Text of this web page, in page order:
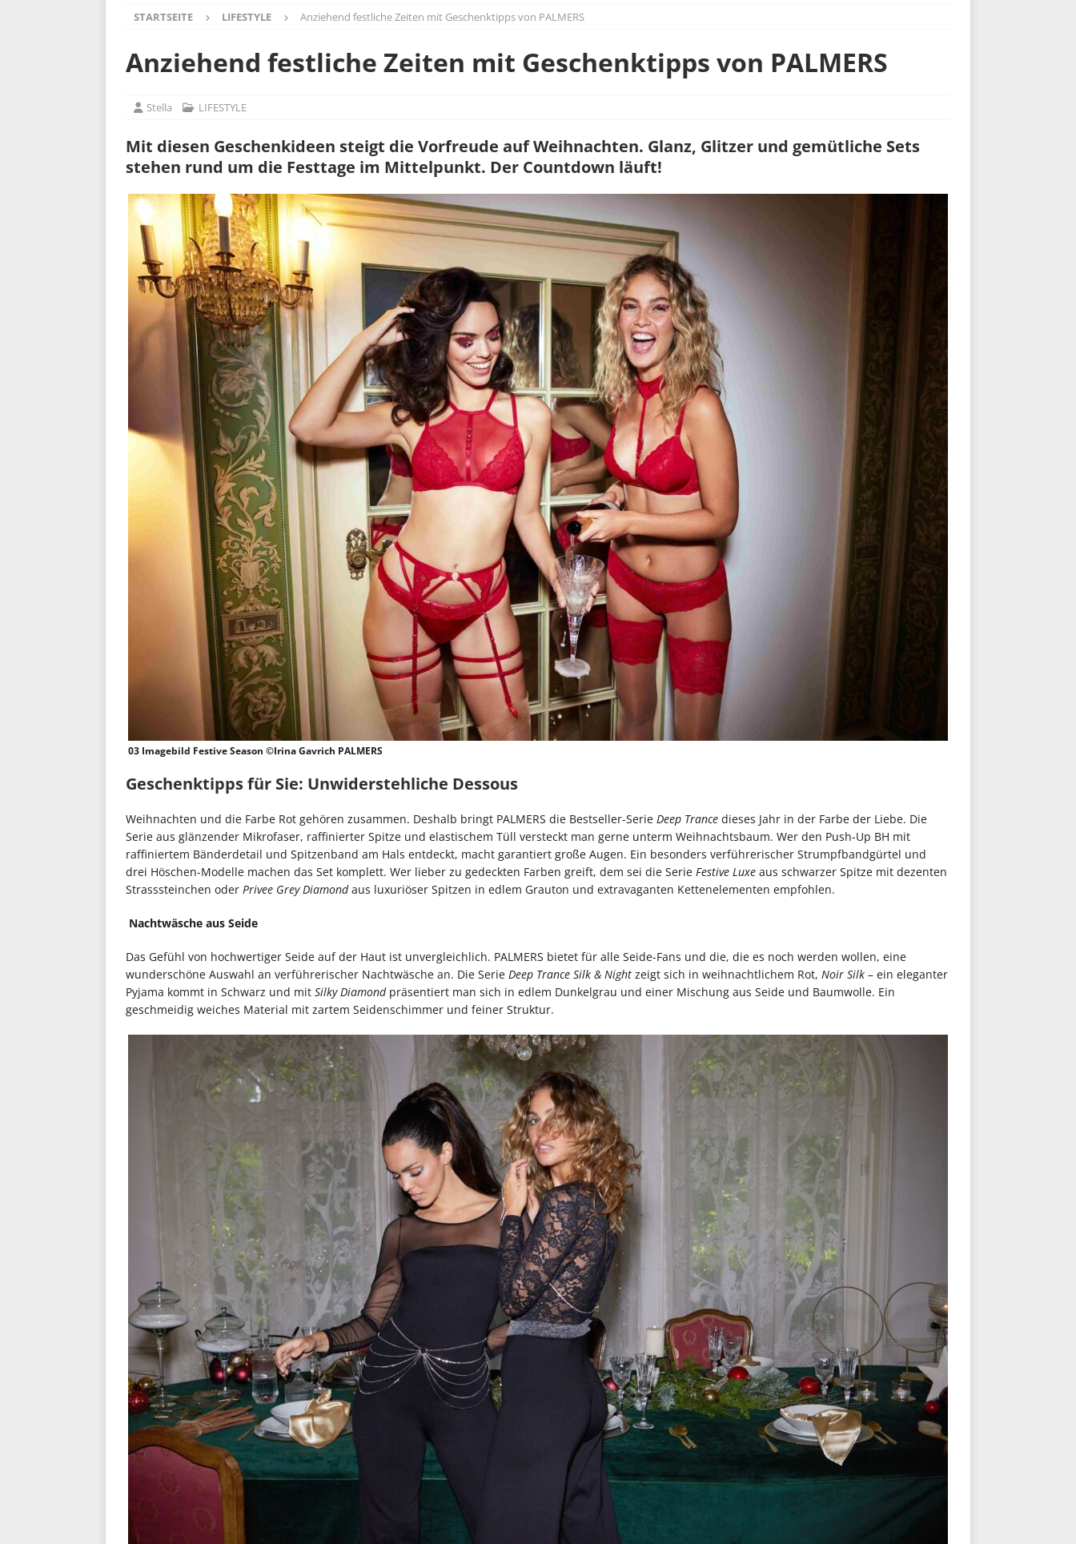
STARTSEITE LIFESTYLE Anziehend festliche Zeiten mit Geschenktipps von PALMERS
Anziehend festliche Zeiten mit Geschenktipps von PALMERS
Stella LIFESTYLE
Mit diesen Geschenkideen steigt die Vorfreude auf Weihnachten. Glanz, Glitzer und gemütliche Sets
stehen rund um die Festtage im Mittelpunkt. Der Countdown läuft!
03 Imagebild Festive Season ©Irina Gavrich PALMERS
Geschenktipps für Sie: Unwiderstehliche Dessous
Weihnachten und die Farbe Rot gehören zusammen. Deshalb bringt PALMERS die Bestseller-Serie Deep Trance dieses Jahr in der Farbe der Liebe. Die
Serie aus glänzender Mikrofaser, raffinierter Spitze und elastischem Tüll versteckt man gerne unterm Weihnachtsbaum. Wer den Push-Up BH mit
raffiniertem Bänderdetail und Spitzenband am Hals entdeckt, macht garantiert große Augen. Ein besonders verführerischer Strumpfbandgürtel und
drei Höschen-Modelle machen das Set komplett. Wer lieber zu gedeckten Farben greift, dem sei die Serie Festive Luxe aus schwarzer Spitze mit dezenten
Strasssteinchen oder Privee Grey Diamondaus luxuriöser Spitzen in edlem Grauton und extravaganten Kettenelementen empfohlen.
Nachtwäsche aus Seide
Das Gefühl von hochwertiger Seide auf der Haut ist unvergleichlich. PALMERS bietet für alle Seide-Fans und die, die es noch werden wollen, eine
wunderschöne Auswahl an verführerischer Nachtwäsche an. Die Serie Deep Trance Silk & Night zeigt sich in weihnachtlichem Rot, Noir Silk – ein eleganter
Pyjama kommt in Schwarz und mit Silky Diamondpräsentiert man sich in edlem Dunkelgrau und einer Mischung aus Seide und Baumwolle. Ein
geschmeidig weiches Material mit zartem Seidenschimmer und feiner Struktur.